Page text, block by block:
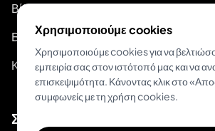
Βίντεο-οδηγοί στο Youtube
Blog
Κατάσταση Συστήματος
Σχετικά
Χρησιμοποιούμε cookies
Χρησιμοποιούμε cookies για να
εμπειρία σας στον ιστότοπό μας και να
επισκεψιμότητα. Κάνοντας κλικ στο
συμφωνείς με τη χρήση cookies.